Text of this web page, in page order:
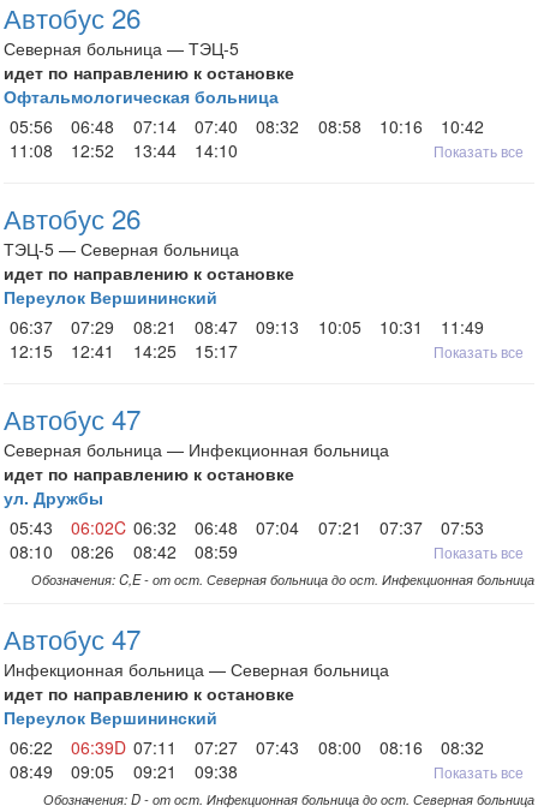
Автобус 26
Северная больница — ТЭЦ-5
идет по направлению к остановке
Офтальмологическая больница
05:56
06:48 07:14 07:40 08:32 08:58 10:16
10:42
11:08
12:52 13:44 14:10 Показать все
Автобус 26
ТЭЦ-5 — Северная больница
идет по направлению к остановке
Переулок Вершининский
06:37
07:29 08:21 08:47 09:13 10:05 10:31
11:49
12:15
12:41 14:25 15:17 Показать все
Автобус 47
Северная больница — Инфекционная больница
идет по направлению к остановке
ул. Дружбы
05:43
06:02C 06:32 06:48 07:04 07:21 07:37
07:53
08:10
08:26 08:42 08:59 Показать все
Обозначения: C,E - от ост. Северная больница до ост. Инфекционная больница
Автобус 47
Инфекционная больница — Северная больница
идет по направлению к остановке
Переулок Вершининский
06:22
06:39D 07:11 07:27 07:43 08:00 08:16
08:32
08:49
09:05 09:21 09:38 Показать все
Обозначения: D - от ост. Инфекционная больница до ост. Северная больница